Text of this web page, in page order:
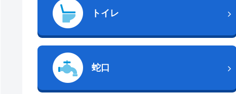
トイレ
蛇口